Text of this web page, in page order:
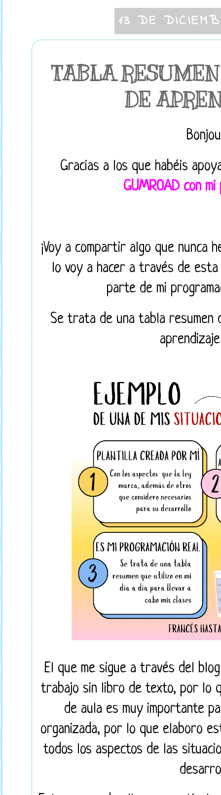
13 DE
TABLA
DE
Gracias a los que habéis
GUMROAD con
¡Voy a compartir algo que nunca
lo voy a hacer a través de
parte de mi
Se trata de una tabla resumen
El que me sigue a través del
trabajo sin libro de texto, por lo
de aula es muy importante
organizada, por lo que elaboro
todos los aspectos de las